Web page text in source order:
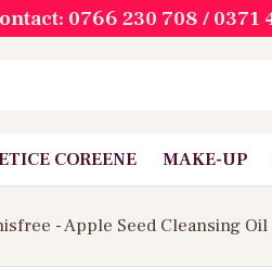
0766 230 708 /
COREENE MAKE-UP
- Apple Seed Cleansing